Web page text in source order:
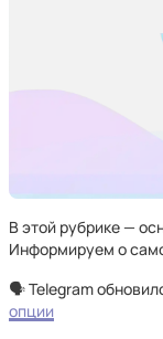
В этой рубрике —
Информируем о
🗣️ Telegram
опции